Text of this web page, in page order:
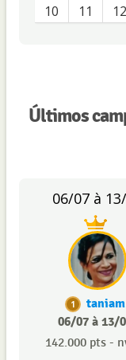
10 11 12
Últimos
06/07 à
1
taniam
06/07 à 13/
142.000 pts -